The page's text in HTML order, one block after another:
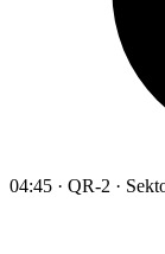
04:45 · QR-2 ·